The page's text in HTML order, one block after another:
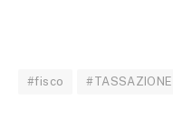
#fisco